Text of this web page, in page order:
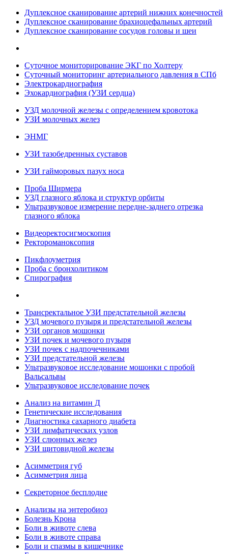
Дуплексное сканирование артерий нижних конечностей
Дуплексное сканирование брахиоцефальных артерий
Дуплексное сканирование сосудов головы и шеи
Суточное мониторирование ЭКГ по Холтеру
Суточный мониторинг артериального давления в СПб
Электрокардиография
Эхокардиография (УЗИ сердца)
УЗД молочной железы с определением кровотока
УЗИ молочных желез
ЭНМГ
УЗИ тазобедренных суставов
УЗИ гайморовых пазух носа
Проба Ширмера
УЗД глазного яблока и структур орбиты
Ультразвуковое измерение передне-заднего отрезка
глазного яблока
Видеоректосигмоскопия
Ректороманоксопия
Пикфлоуметрия
Проба с бронхолитиком
Спирография
Трансректальное УЗИ предстательной железы
УЗД мочевого пузыря и предстательной железы
УЗИ органов мошонки
УЗИ почек и мочевого пузыря
УЗИ почек с надпочечниками
УЗИ предстательной железы
Ультразвуковое исследование мошонки с пробой
Вальсальвы
Ультразвуковое исследование почек
Анализ на витамин Д
Генетические исследования
Диагностика сахарного диабета
УЗИ лимфатических узлов
УЗИ слюнных желез
УЗИ щитовидной железы
Асимметрия губ
Асимметрия лица
Секреторное бесплодие
Анализы на энтеробиоз
Болезнь Крона
Боли в животе слева
Боли в животе справа
Боли и спазмы в кишечнике